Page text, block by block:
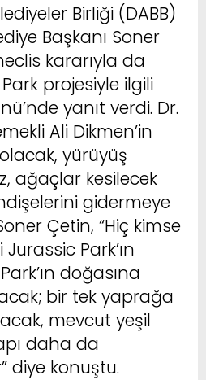
Birliği (DABB)
Başkanı Soner
kararıyla da
projesiyle ilgili
yanıt verdi. Dr.
Ali Dikmen’in
yürüyüş
ağaçlar kesilecek
gidermeye
Çetin, “Hiç kimse
Park’ın
doğasına
bir tek yaprağa
mevcut yeşil
daha da
diye konuştu.